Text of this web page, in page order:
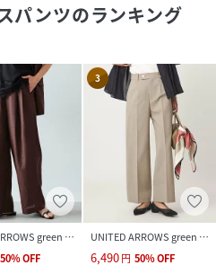
パンツのランキング
UNITED ARROWS green label relaxing
50%OFF
3
UNITED ARROWS green label relaxing
6,490円 50%OFF